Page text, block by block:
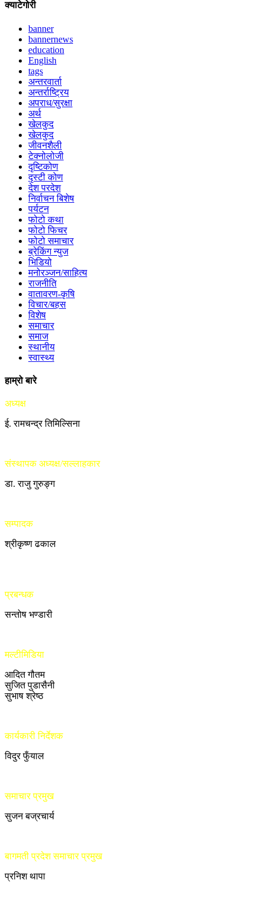
क्याटेगोरी
banner
bannernews
education
English
tags
अन्तरवार्ता
अन्तर्राष्ट्रिय
अपराध/सुरक्षा
अर्थ
खेलकुद
खेलकुद
जीवनशैली
टेक्नोलोजी
दृष्टिकोण
दृस्टी कोण
देश परदेश
निर्वाचन बिशेष
पर्यटन
फोटो कथा
फोटो फिचर
फोटो समाचार
ब्रेकिंग न्युज
भिडियो
मनोरञ्जन/साहित्य
राजनीति
वातावरण-कृषि
विचार/बहस
विशेष
समाचार
समाज
स्थानीय
स्वास्थ्य
हाम्रो बारे
अध्यक्ष
ई. रामचन्द्र तिमिल्सिना
संस्थापक अध्यक्ष/सल्लाहकार
डा. राजु गुरुङ्ग
सम्पादक
श्रीकृष्ण ढकाल
प्रबन्धक
सन्तोष भण्डारी
मल्टीमिडिया
आदित गौतम
सुजित पुडासैनी
सुभाष श्रेष्ठ
कार्यकारी निर्देशक
विदुर फुँयाल
समाचार प्रमुख
सुजन बज्रचार्य
बागमती प्रदेश समाचार प्रमुख
प्रनिश थापा